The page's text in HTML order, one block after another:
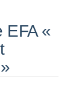
EFA «